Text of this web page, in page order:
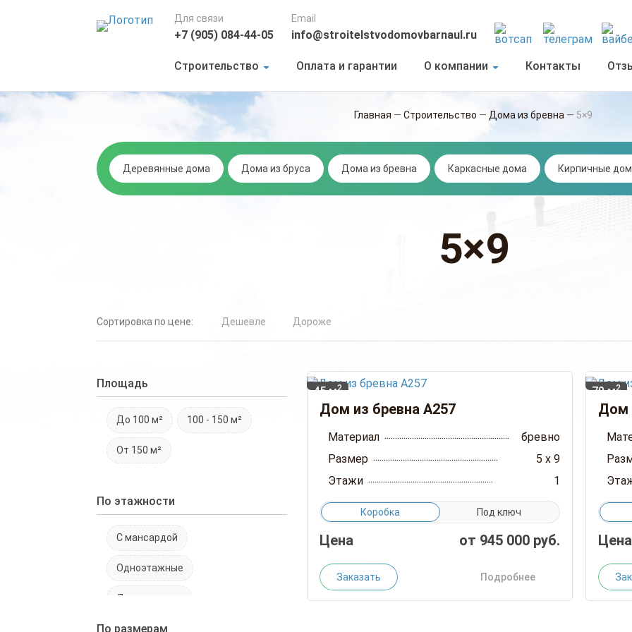
Для связи
+7 (905) 084-44-05
Email
info@stroitelstvodomovbarnaul.ru
Строительство Оплата и гарантии О компании Контакты
Главная — Строительство — Дома из бревна — 5×9
Деревянные дома Дома из бруса Дома из бревна Каркасные дома Кирпичные
5×9
Сортировка по цене: Дешевле Дороже
Площадь
До 100 м² 100 - 150 м²
От 150 м²
По этажности
С мансардой
Одноэтажные
Двухэтажные
По размерам
45 м2
Дом из бревна А257
Материал
бревно
Размер
5 x 9
Этажи
1
Коробка Под ключ
Цена от 945 000 руб.
Заказать Подробнее
70 м2
Дом
Цена